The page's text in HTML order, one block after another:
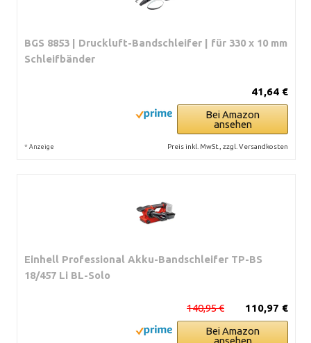
BGS 8853 | Druckluft-Bandschleifer | für 330 x 10 mm
Schleifbänder
41,64 €
Bei Amazon
ansehen
* Anzeige Preis inkl. MwSt., zzgl. Versandkosten
Einhell Professional Akku-Bandschleifer TP-BS
18/457 Li BL-Solo
110,97 €
140,95 €
Bei Amazon
ansehen